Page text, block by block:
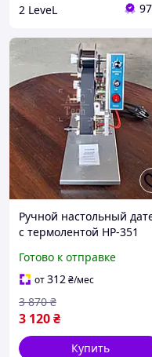
2 LeveL
Ручной настольный
с термолентой HP-351
термопринтер Hualian
Датировщик ручной HP-
351
Готово к отправке
от312₴/мес
3 120₴
3 870 ₴
Купить